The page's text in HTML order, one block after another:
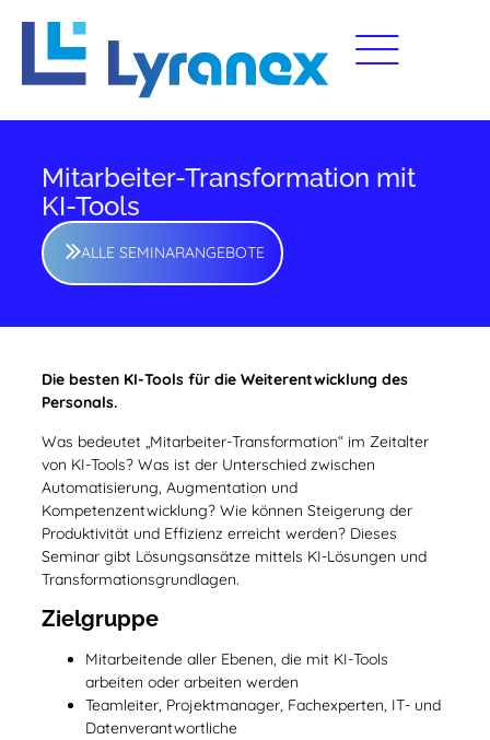
Mitarbeiter-Transformation mit
KI-Tools
ALLE SEMINARANGEBOTE
Die besten KI-Tools für die Weiterentwicklung des
Personals.
Was bedeutet „Mitarbeiter-Transformation“ im Zeitalter
von KI-Tools? Was ist der Unterschied zwischen
Automatisierung, Augmentation und
Kompetenzentwicklung? Wie können Steigerung der
Produktivität und Effizienz erreicht werden? Dieses
Seminar gibt Lösungsansätze mittels KI-Lösungen und
Transformationsgrundlagen.
Zielgruppe
Mitarbeitende aller Ebenen, die mit KI-Tools
arbeiten oder arbeiten werden
Teamleiter, Projektmanager, Fachexperten, IT- und
Datenverantwortliche